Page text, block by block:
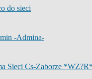
do sieci
-Admina-
Sieci Cs-Zaborze *WZ?R*